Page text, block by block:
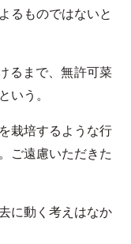
るものではないと
るまで、無許可菜
いう。
栽培するような行
ご遠慮いただきた
に動く考えはなか